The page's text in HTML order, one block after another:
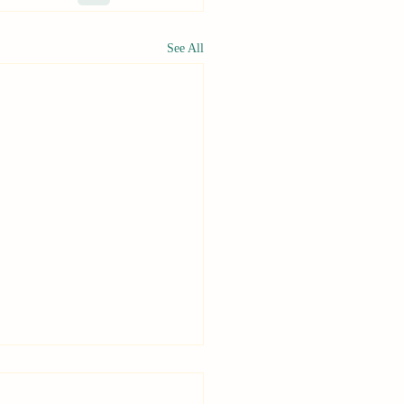
See All
年度國民中學學習扶助